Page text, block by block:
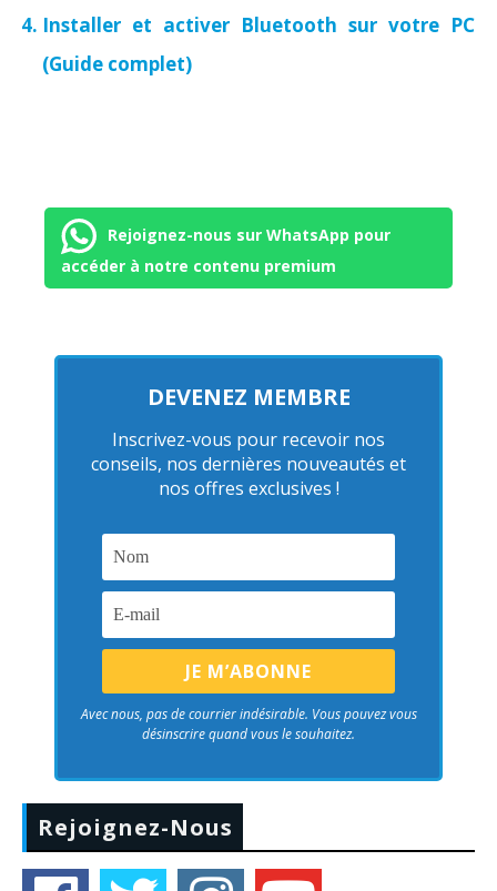
Installer et activer Bluetooth sur votre PC
(Guide complet)
Rejoignez-nous sur WhatsApp pour
accéder à notre contenu premium
DEVENEZ MEMBRE
Inscrivez-vous pour recevoir nos
conseils, nos dernières nouveautés et
nos offres exclusives !
Avec nous, pas de courrier indésirable. Vous pouvez vous
désinscrire quand vous le souhaitez.
Rejoignez-Nous